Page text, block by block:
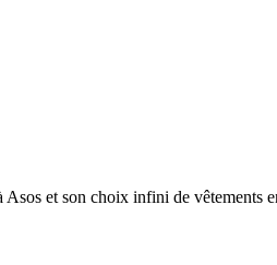
et son choix infini de vêtements